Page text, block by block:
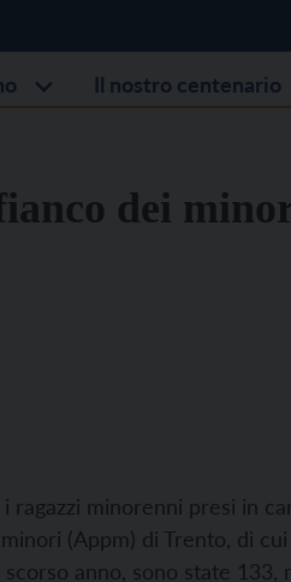
Il nostro centenario
dei
ragazzi minorenni presi in
(Appm) di Trento, di
anno, sono state 133,